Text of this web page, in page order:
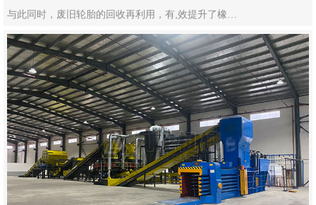
设
有
限
公
司
豫
ICP
备
19020390
号-1
与此同时，废旧轮胎的回收再利用，有,效提升了橡…